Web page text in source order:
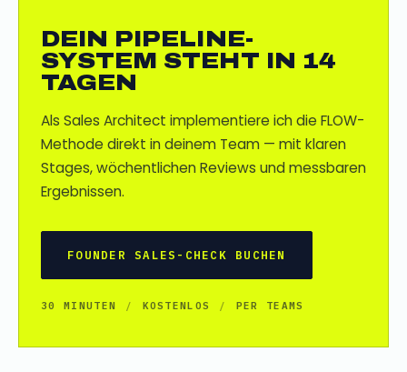
DEIN PIPELINE-
SYSTEM STEHT IN 14
TAGEN
Als Sales Architect implementiere ich die FLOW-
Methode direkt in deinem Team — mit klaren
Stages, wöchentlichen Reviews und messbaren
Ergebnissen.
FOUNDER SALES-CHECK BUCHEN
30 MINUTEN / KOSTENLOS / PER TEAMS